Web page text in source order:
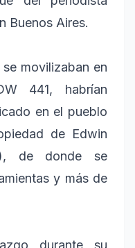
Buenos Aires.
movilizaban en
441, habrían
en el pueblo
de Edwin
de donde se
y más de